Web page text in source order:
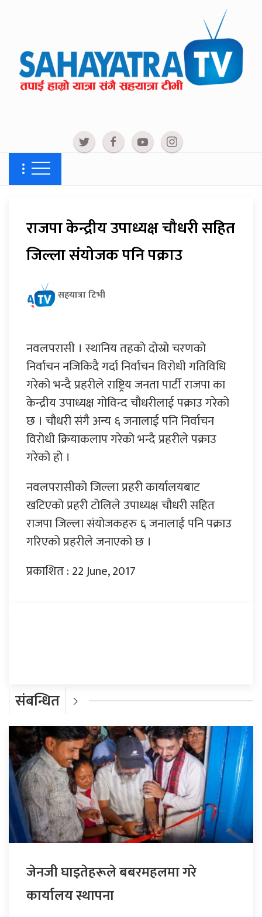
राजपा केन्द्रीय उपाध्यक्ष चौधरी सहित
जिल्ला संयोजक पनि पक्राउ
सहयात्रा टिभी
नवलपरासी । स्थानिय तहको दोस्रो चरणको
निर्वाचन नजिकिदै गर्दा निर्वाचन विरोधी गतिविधि
गरेको भन्दै प्रहरीले राष्ट्रिय जनता पार्टी राजपा का
केन्द्रीय उपाध्यक्ष गोविन्द चौधरीलाई पक्राउ गरेको
छ । चौधरी संगै अन्य ६ जनालाई पनि निर्वाचन
विरोधी क्रियाकलाप गरेको भन्दै प्रहरीले पक्राउ
गरेको हो ।
नवलपरासीको जिल्ला प्रहरी कार्यालयबाट
खटिएको प्रहरी टोलिले उपाध्यक्ष चौधरी सहित
राजपा जिल्ला संयोजकहरु ६ जनालाई पनि पक्राउ
गरिएको प्रहरीले जनाएको छ ।
प्रकाशित : 22 June, 2017
संबन्धित
जेनजी घाइतेहरूले बबरमहलमा गरे
कार्यालय स्थापना